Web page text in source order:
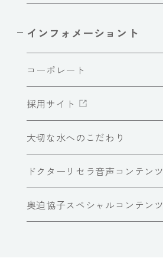
インフォメーショント
コーポレート
採用サイト
大切な水へのこだわり
ドクターリセラ音声コンテンツ
奥迫協子スペシャルコンテンツ